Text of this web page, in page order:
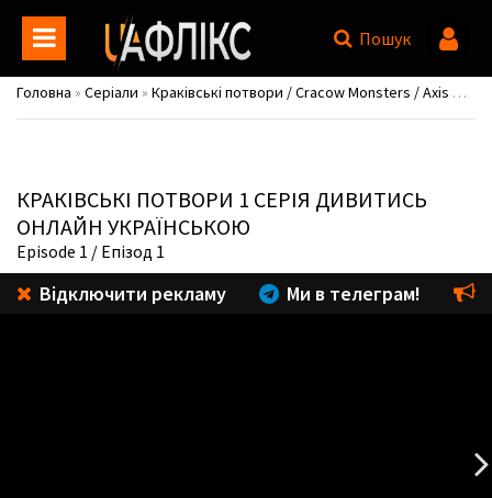
Пошук
Головна » Серіали » Краківські потвори / Cracow Monsters / Axis Mundi / Krakowskie potwory
КРАКІВСЬКІ ПОТВОРИ 1 СЕРІЯ ДИВИТИСЬ
ОНЛАЙН УКРАЇНСЬКОЮ
Episode 1 / Епізод 1
Відключити рекламу Ми в телеграм!